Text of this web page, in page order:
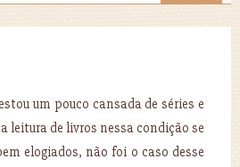
um pouco cansada de séries e
leitura de livros nessa condição se
elogiados, não foi o caso desse